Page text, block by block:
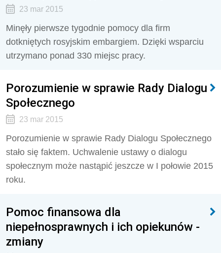
23 mar 2015
Minęły pierwsze tygodnie pomocy dla firm
dotkniętych rosyjskim embargiem. Dzięki wsparciu
utrzymano ponad 330 miejsc pracy.
Porozumienie w sprawie Rady Dialogu
Społecznego
23 mar 2015
Porozumienie w sprawie Rady Dialogu Społecznego
stało się faktem. Uchwalenie ustawy o dialogu
społecznym może nastąpić jeszcze w I połowie 2015
roku.
Pomoc finansowa dla
niepełnosprawnych i ich opiekunów -
zmiany